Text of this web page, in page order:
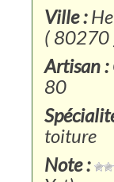
Ville :
( 80270
Artisan :
80
toiture
Note :